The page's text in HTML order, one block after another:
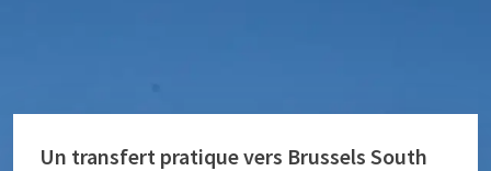
Un transfert pratique vers Brussels South